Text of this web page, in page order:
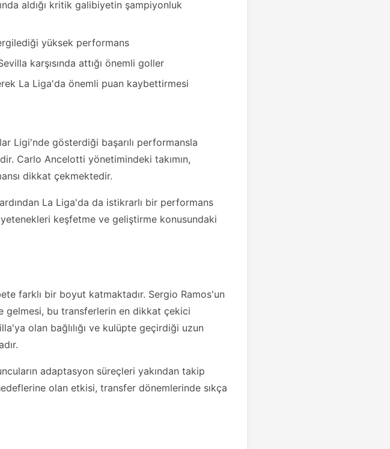
aldığı kritik galibiyetin şampiyonluk
yüksek performans
karşısında attığı önemli goller
La Liga'da önemli puan kaybettirmesi
Ligi'nde gösterdiği başarılı performansla
Carlo Ancelotti yönetimindeki takımın,
dikkat çekmektedir.
La Liga'da da istikrarlı bir performans
keşfetme ve geliştirme konusundaki
farklı bir boyut katmaktadır. Sergio Ramos'un
gelmesi, bu transferlerin en dikkat çekici
olan bağlılığı ve kulüpte geçirdiği uzun
adaptasyon süreçleri yakından takip
olan etkisi, transfer dönemlerinde sıkça